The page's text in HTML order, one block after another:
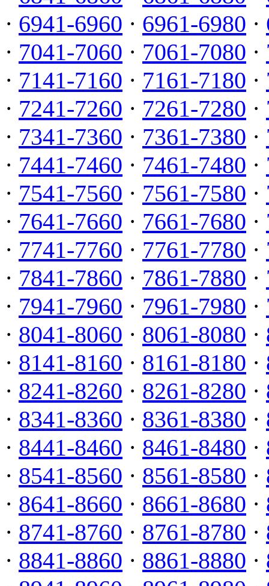
· 6941-6960 · 6961-6980 ·
· 7041-7060 · 7061-7080 ·
· 7141-7160 · 7161-7180 ·
· 7241-7260 · 7261-7280 ·
· 7341-7360 · 7361-7380 ·
· 7441-7460 · 7461-7480 ·
· 7541-7560 · 7561-7580 ·
· 7641-7660 · 7661-7680 ·
· 7741-7760 · 7761-7780 ·
· 7841-7860 · 7861-7880 ·
· 7941-7960 · 7961-7980 ·
· 8041-8060 · 8061-8080 ·
· 8141-8160 · 8161-8180 ·
· 8241-8260 · 8261-8280 ·
· 8341-8360 · 8361-8380 ·
· 8441-8460 · 8461-8480 ·
· 8541-8560 · 8561-8580 ·
· 8641-8660 · 8661-8680 ·
· 8741-8760 · 8761-8780 ·
· 8841-8860 · 8861-8880 ·